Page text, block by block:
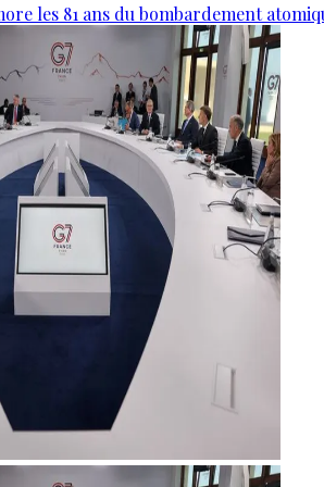
les 81 ans du bombardement